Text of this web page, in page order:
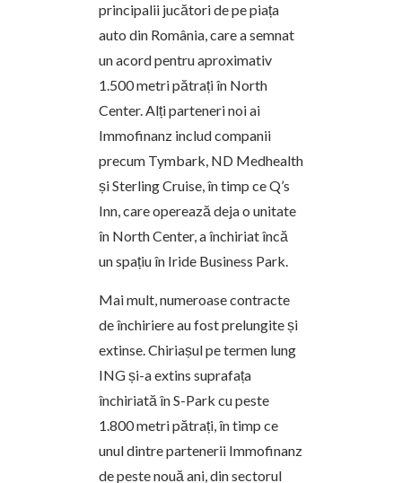
principalii jucători de pe piața
auto din România, care a semnat
un acord pentru aproximativ
1.500 metri pătrați în North
Center. Alți parteneri noi ai
Immofinanz includ companii
precum Tymbark, ND Medhealth
și Sterling Cruise, în timp ce Q’s
Inn, care operează deja o unitate
în North Center, a închiriat încă
un spațiu în Iride Business Park.
Mai mult, numeroase contracte
de închiriere au fost prelungite și
extinse. Chiriașul pe termen lung
ING și-a extins suprafața
închiriată în S-Park cu peste
1.800 metri pătrați, în timp ce
unul dintre partenerii Immofinanz
de peste nouă ani, din sectorul